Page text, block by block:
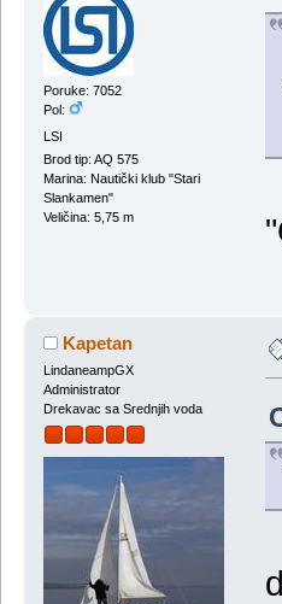
Poruke: 7052
Pol:
LSI
Brod tip: AQ 575
Marina: Nautički klub "Stari
Slankamen"
Veličina: 5,75 m
Kapetan
LindaneampGX
Administrator
Drekavac sa Srednjih voda